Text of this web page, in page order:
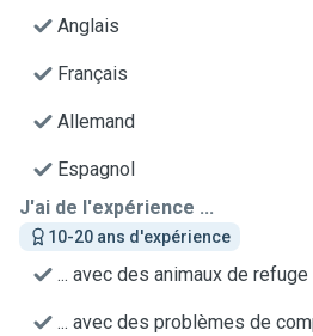
Anglais
Français
Allemand
Espagnol
J'ai de l'expérience ...
10-20 ans d'expérience
... avec des animaux de refuge
... avec des problèmes de